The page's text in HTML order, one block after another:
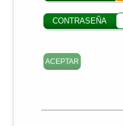
CONTRASEÑA